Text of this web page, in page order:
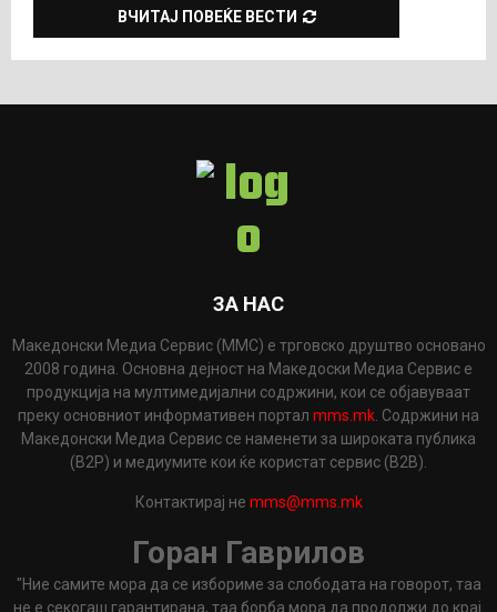
ВЧИТАЈ ПОВЕЌЕ ВЕСТИ
ЗА НАС
Македонски Медиа Сервис (ММС) е трговско друштво основано
2008 година. Основна дејност на Македоски Медиа Сервис е
продукција на мултимедијални содржини, кои се објавуваат
преку основниот информативен портал mms.mk . Содржини на
Македонски Медиа Сервис се наменети за широката публика
(B2P) и медиумите кои ќе користат сервис (B2B).
Контактирај не mms@mms.mk
Горан Гаврилов
"Ние самите мора да се избориме за слободата на говорот, таа
не е секогаш гарантирана, таа борба мора да продолжи до крај.